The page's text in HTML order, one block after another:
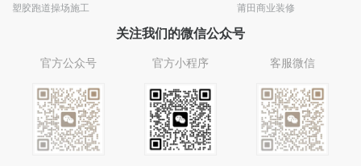
塑胶跑道操场施工
莆田商业装修
关注我们的微信公众号
官方公众号 官方小程序 客服微信